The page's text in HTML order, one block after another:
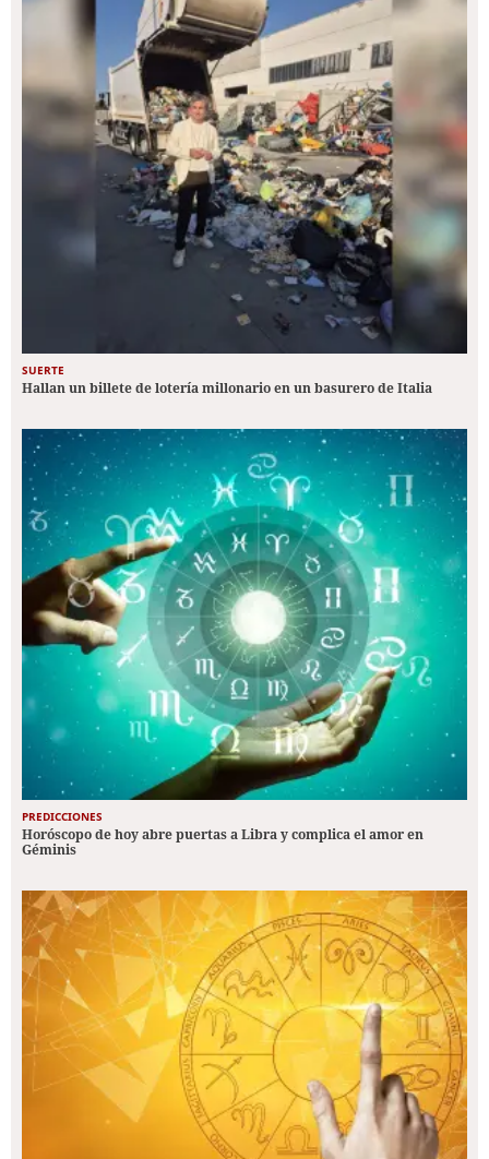
SUERTE
Hallan un billete de lotería millonario en un basurero de Italia
PREDICCIONES
Horóscopo de hoy abre puertas a Libra y complica el amor en
Géminis